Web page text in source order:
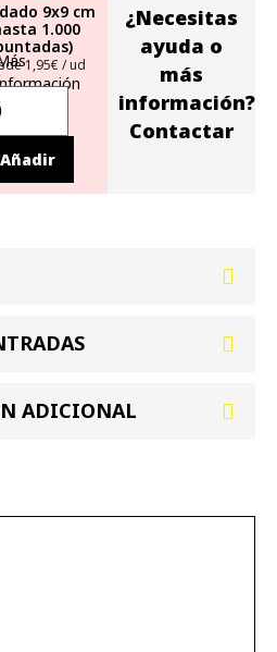
9x9 cm
1.000
1,95€ / ud
Añadir
¿Necesitas
ayuda o
más
información?
Contactar
ADICIONAL